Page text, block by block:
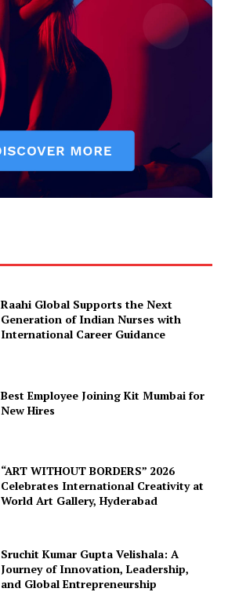
Raahi Global Supports the Next
Generation of Indian Nurses with
International Career Guidance
Best Employee Joining Kit Mumbai for
New Hires
“ART WITHOUT BORDERS” 2026
Celebrates International Creativity at
World Art Gallery, Hyderabad
Sruchit Kumar Gupta Velishala: A
Journey of Innovation, Leadership,
and Global Entrepreneurship